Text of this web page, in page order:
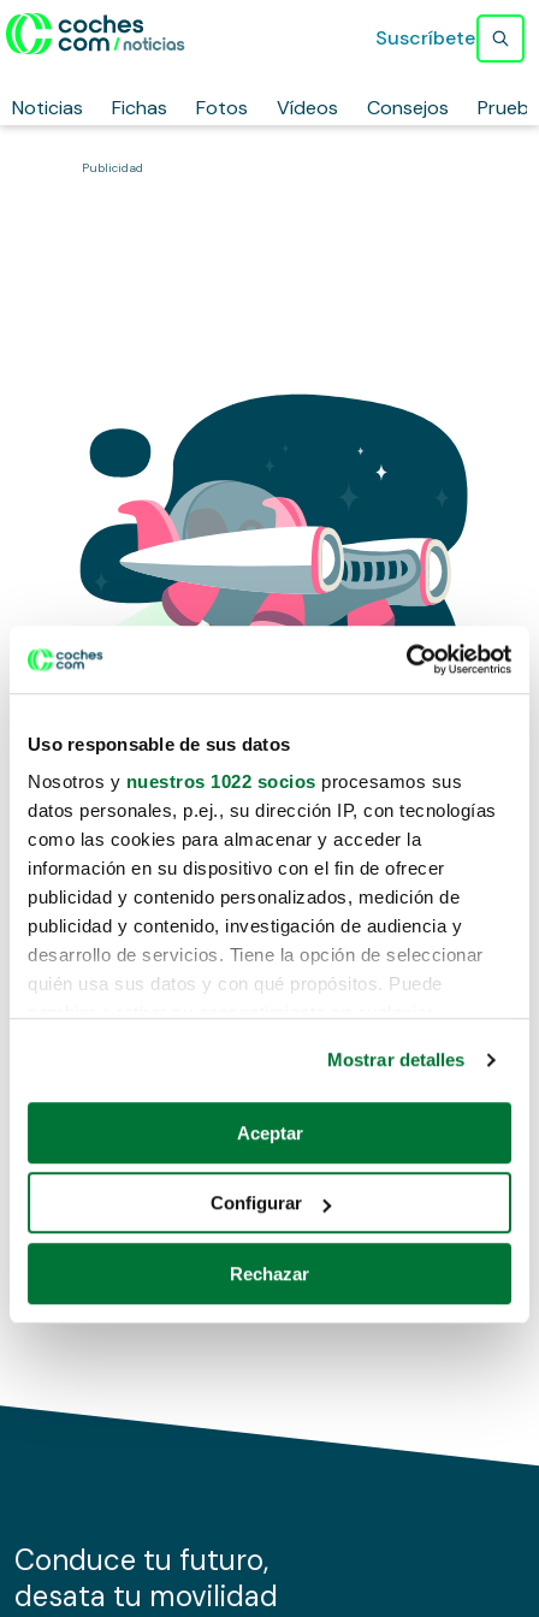
Uso responsable de sus datos
Nosotros y nuestros 1022 socios procesamos sus
datos personales, p.ej., su dirección IP, con tecnologías
como las cookies para almacenar y acceder la
información en su dispositivo con el fin de ofrecer
publicidad y contenido personalizados, medición de
publicidad y contenido, investigación de audiencia y
desarrollo de servicios. Tiene la opción de seleccionar
quién usa sus datos y con qué propósitos. Puede
Si lo permite, también quisiéramos:
Recopilar información sobre su ubicación geográfica
Identificar su dispositivo analizándolo activamente
para buscar características específicas (huellas
Obtenga más información sobre cómo se procesan sus
de cookies.
información sobre el uso que haga del sitio web con
nuestros partners de redes sociales, publicidad y análisis
Mostrar detalles
Aceptar
Configurar
Rechazar
Noticias Fichas Fotos Vídeos Consejos
Suscríbete
Publicidad
Lo sentimos, no sabemos como
te hemos traido hasta aquí.
Pero puedes encontrar el coche que estás
buscando en alguno de estos enlaces:
Coches de segunda mano
Coches de km0
Conduce tu futuro,
desata tu movilidad